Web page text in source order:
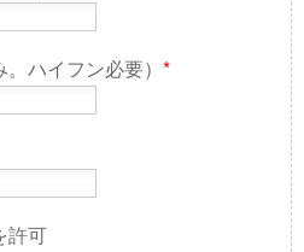
ハイフン必要） *
許可